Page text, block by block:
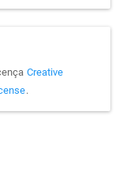
Creative
.